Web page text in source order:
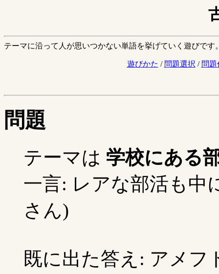
テーマに沿って人が思いつかない単語を挙げていく遊びです
遊びかた / 問題選択 / 問題
問題
テーマは 学校にある
一言: レアな部活も中
さん)
既に出た答え: アメフ